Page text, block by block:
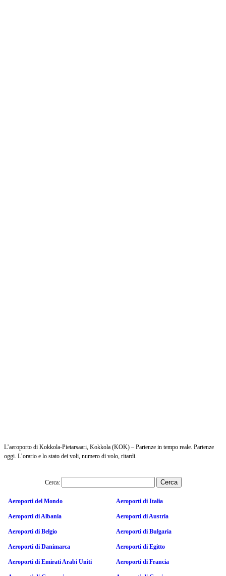
L’aeroporto di Kokkola-Pietarsaari, Kokkola (KOK) – Partenze in tempo reale. Partenze
oggi. L’orario e lo stato dei voli, numero di volo, ritardi.
Cerca:
Aeroporti del Mondo Aeroporti di Italia
Aeroporti di Albania Aeroporti di Austria
Aeroporti di Belgio Aeroporti di Bulgaria
Aeroporti di Danimarca Aeroporti di Egitto
Aeroporti di Emirati Arabi Uniti Aeroporti di Francia